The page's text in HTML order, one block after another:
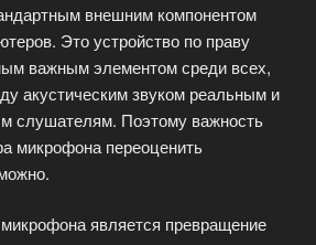
внешним компонентом
Это устройство по праву
важным элементом среди всех,
акустическим звуком реальным и
слушателям. Поэтому важность
микрофона переоценить
является превращение